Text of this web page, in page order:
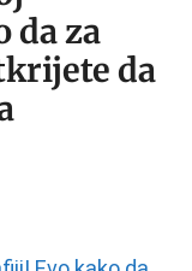
da za
da